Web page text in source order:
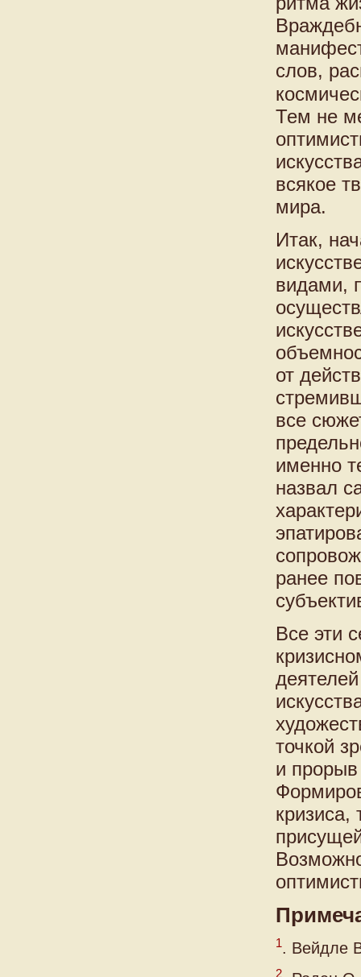
слов,
Тем не
всякое
мира.
Итак,
видами,
от
все
именно
назвал
ранее
Все эти
точкой
и
1. Вейдле
2